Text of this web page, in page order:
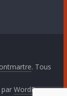
. Tous
WordPress.